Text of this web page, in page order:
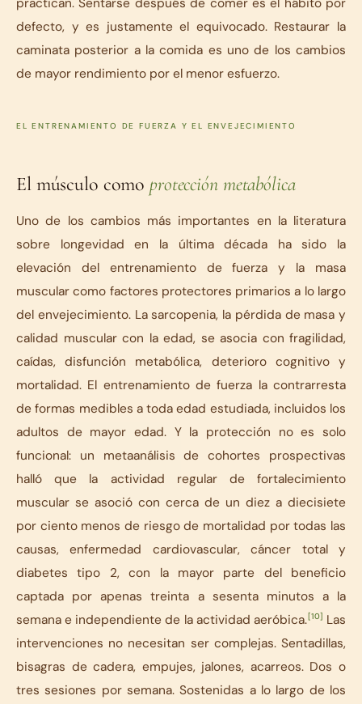
defecto, y es justamente el equivocado. Restaurar la
caminata posterior a la comida es uno de los cambios
de mayor rendimiento por el menor esfuerzo.
EL ENTRENAMIENTO DE FUERZA Y EL ENVEJECIMIENTO
El músculo como protección metabólica
Uno de los cambios más importantes en la literatura
sobre longevidad en la última década ha sido la
elevación del entrenamiento de fuerza y la masa
muscular como factores protectores primarios a lo largo
del envejecimiento. La sarcopenia, la pérdida de masa y
calidad muscular con la edad, se asocia con fragilidad,
caídas, disfunción metabólica, deterioro cognitivo y
mortalidad. El entrenamiento de fuerza la contrarresta
de formas medibles a toda edad estudiada, incluidos los
adultos de mayor edad. Y la protección no es solo
funcional: un metaanálisis de cohortes prospectivas
halló que la actividad regular de fortalecimiento
muscular se asoció con cerca de un diez a diecisiete
por ciento menos de riesgo de mortalidad por todas las
causas, enfermedad cardiovascular, cáncer total y
diabetes tipo 2, con la mayor parte del beneficio
captada por apenas treinta a sesenta minutos a la
semana e independiente de la actividad aeróbica.[10] Las
intervenciones no necesitan ser complejas. Sentadillas,
bisagras de cadera, empujes, jalones, acarreos. Dos o
tres sesiones por semana. Sostenidas a lo largo de los